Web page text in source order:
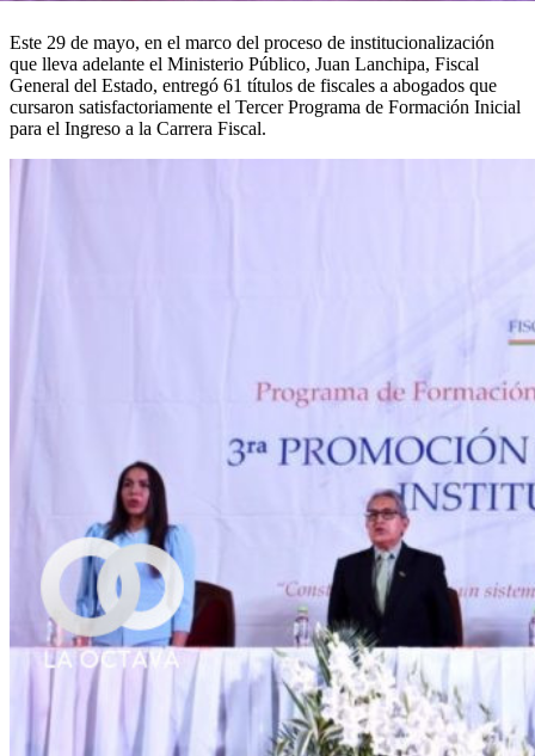
Este 29 de mayo, en el marco del proceso de institucionalización
que lleva adelante el Ministerio Público, Juan Lanchipa, Fiscal
General del Estado, entregó 61 títulos de fiscales a abogados que
cursaron satisfactoriamente el Tercer Programa de Formación Inicial
para el Ingreso a la Carrera Fiscal.